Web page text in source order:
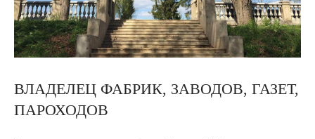
ВЛАДЕЛЕЦ ФАБРИК, ЗАВОДОВ, ГАЗЕТ,
ПАРОХОДОВ